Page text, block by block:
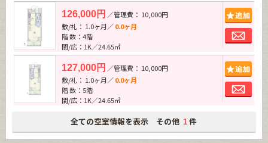
126,000円 ／管理費： 10,000円
敷/礼： 1.0ヶ月／0.0ヶ月
階 数：4階
間/広：1K／24.65㎡
127,000円 ／管理費： 10,000円
敷/礼： 1.0ヶ月／0.0ヶ月
階 数：5階
間/広：1K／24.65㎡
全ての空室情報を表示 その他 1 件